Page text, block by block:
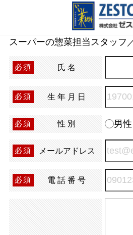
スーパーの惣菜担当スタッフ
必須 氏名
必須 生年月日
必須 性別 男性
必須 メールアドレス
必須 電話番号